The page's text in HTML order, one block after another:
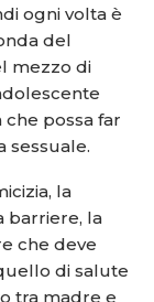
ogni volta è
del
mezzo di
possa far
sessuale.
la
barriere, la
che deve
di salute
tra madre e